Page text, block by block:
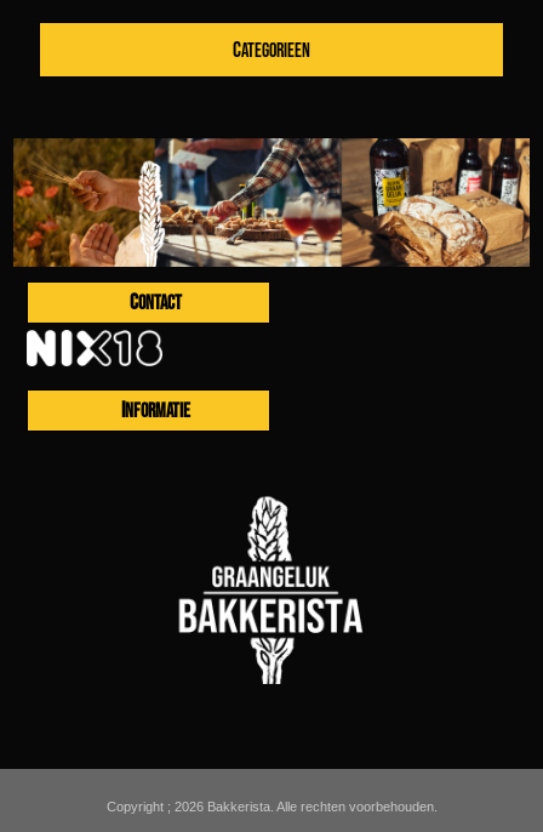
CATEGORIEEN
CONTACT
INFORMATIE
Copyright ; 2026 Bakkerista. Alle rechten voorbehouden.